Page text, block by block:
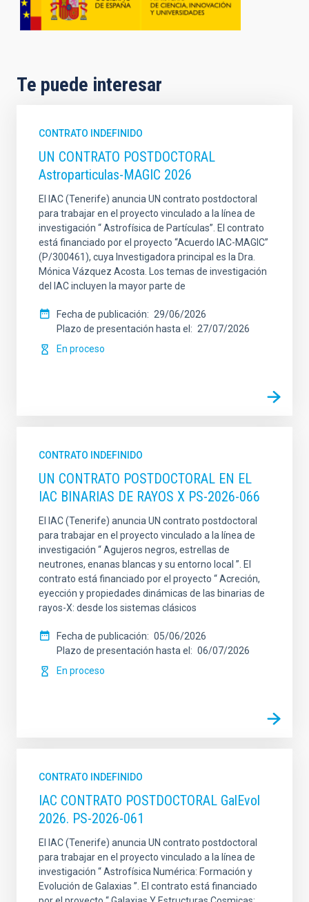
Te puede interesar
CONTRATO INDEFINIDO
UN CONTRATO POSTDOCTORAL
Astroparticulas-MAGIC 2026
El IAC (Tenerife) anuncia UN contrato postdoctoral
para trabajar en el proyecto vinculado a la línea de
investigación “ Astrofísica de Partículas”. El contrato
está financiado por el proyecto “Acuerdo IAC-MAGIC”
(P/300461), cuya Investigadora principal es la Dra.
Mónica Vázquez Acosta. Los temas de investigación
del IAC incluyen la mayor parte de
Fecha de publicación
29/06/2026
Plazo de presentación hasta el
27/07/2026
En proceso
CONTRATO INDEFINIDO
UN CONTRATO POSTDOCTORAL EN EL
IAC BINARIAS DE RAYOS X PS-2026-066
El IAC (Tenerife) anuncia UN contrato postdoctoral
para trabajar en el proyecto vinculado a la línea de
investigación “ Agujeros negros, estrellas de
neutrones, enanas blancas y su entorno local ”. El
contrato está financiado por el proyecto “ Acreción,
eyección y propiedades dinámicas de las binarias de
rayos-X: desde los sistemas clásicos
Fecha de publicación
05/06/2026
Plazo de presentación hasta el
06/07/2026
En proceso
CONTRATO INDEFINIDO
IAC CONTRATO POSTDOCTORAL GalEvol
2026. PS-2026-061
El IAC (Tenerife) anuncia UN contrato postdoctoral
para trabajar en el proyecto vinculado a la línea de
investigación “ Astrofísica Numérica: Formación y
Evolución de Galaxias ”. El contrato está financiado